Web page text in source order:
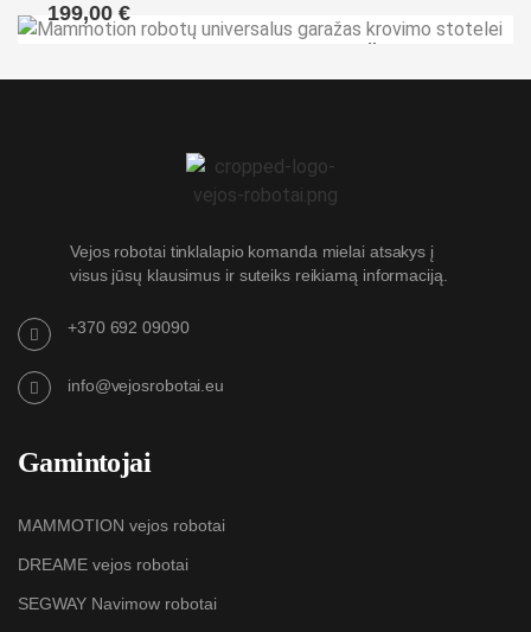
stotelei
199,00 €
Vejos robotai tinklalapio komanda mielai atsakys į
visus jūsų klausimus ir suteiks reikiamą informaciją.
+370 692 09090
info@vejosrobotai.eu
Gamintojai
MAMMOTION vejos robotai
DREAME vejos robotai
SEGWAY Navimow robotai